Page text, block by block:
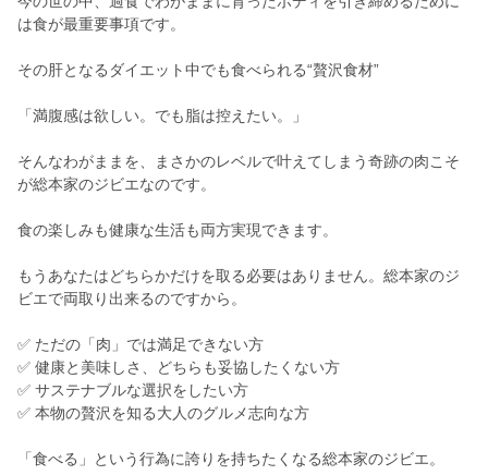
は食が最重要事項です。
その肝となるダイエット中でも食べられる“贅沢食材”
「満腹感は欲しい。でも脂は控えたい。」
そんなわがままを、まさかのレベルで叶えてしまう奇跡の肉こそ
が総本家のジビエなのです。
食の楽しみも健康な生活も両方実現できます。
もうあなたはどちらかだけを取る必要はありません。総本家のジ
ビエで両取り出来るのですから。
✅ ただの「肉」では満足できない方
✅ 健康と美味しさ、どちらも妥協したくない方
✅ サステナブルな選択をしたい方
✅ 本物の贅沢を知る大人のグルメ志向な方
「食べる」という行為に誇りを持ちたくなる総本家のジビエ。